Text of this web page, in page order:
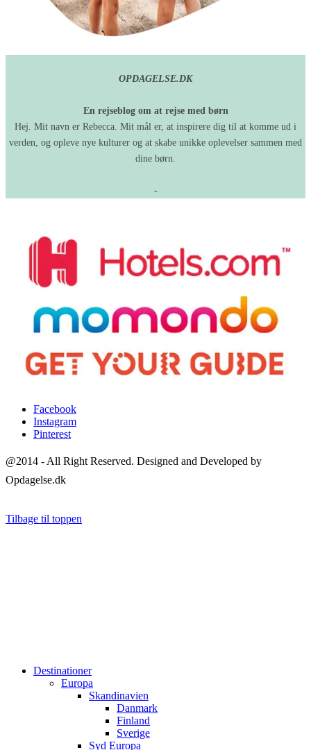
OPDAGELSE.DK
En rejseblog om at rejse med børn
Hej. Mit navn er Rebecca. Mit mål er, at inspirere dig til at komme ud i
verden, og opleve nye kulturer og at skabe unikke oplevelser sammen med
dine børn.
-
Facebook
Instagram
Pinterest
@2014 - All Right Reserved. Designed and Developed by
Opdagelse.dk
Tilbage til toppen
Destinationer
Europa
Skandinavien
Danmark
Finland
Sverige
Syd Europa